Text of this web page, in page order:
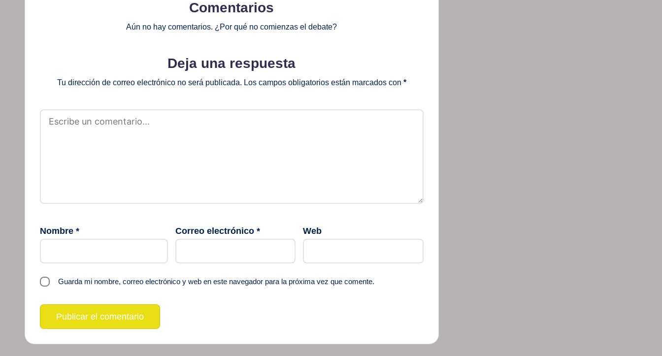
Comentarios
Aún no hay comentarios. ¿Por qué no comienzas el debate?
Deja una respuesta
Tu dirección de correo electrónico no será publicada. Los campos obligatorios están marcados con *
Nombre * Correo electrónico * Web
Guarda mi nombre, correo electrónico y web en este navegador para la próxima vez que comente.